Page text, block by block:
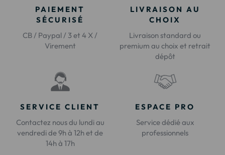
PAIEMENT
SÉCURISÉ
CB / Paypal / 3 et 4 X /
Virement
LIVRAISON AU
CHOIX
Livraison standard ou
premium au choix et retrait
dépôt
SERVICE CLIENT
Contactez nous du lundi au
vendredi de 9h à 12h et de
14h à 17h
ESPACE PRO
Service dédié aux
professionnels